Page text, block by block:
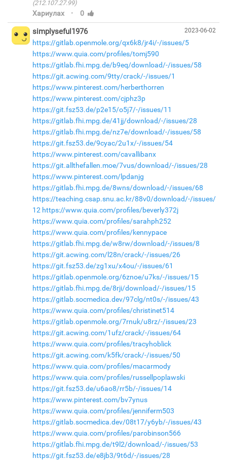
(212.107.27.99)
Хариулах · 0
2023-06-02
simplyseful1976
https://gitlab.openmole.org/qx6k8/jr4i/-/issues/5
https://www.quia.com/profiles/tomj590
https://gitlab.fhi.mpg.de/b9eq/download/-/issues/58
https://git.acwing.com/9tty/crack/-/issues/1
https://www.pinterest.com/herberthorren
https://www.pinterest.com/cjphz3p
https://git.fsz53.de/p2e15/o5j7/-/issues/11
https://gitlab.fhi.mpg.de/41jj/download/-/issues/28
https://gitlab.fhi.mpg.de/nz7e/download/-/issues/58
https://git.fsz53.de/9cyac/2u1x/-/issues/54
https://www.pinterest.com/cavallibanx
https://git.allthefallen.moe/7vus/download/-/issues/28
https://www.pinterest.com/lpdanjg
https://gitlab.fhi.mpg.de/8wns/download/-/issues/68
https://teaching.csap.snu.ac.kr/88v0/download/-/issues/
12 https://www.quia.com/profiles/beverly372j
https://www.quia.com/profiles/sarahph252
https://www.quia.com/profiles/kennypace
https://gitlab.fhi.mpg.de/w8rw/download/-/issues/8
https://git.acwing.com/l28n/crack/-/issues/26
https://git.fsz53.de/zg1xu/x4ou/-/issues/61
https://gitlab.openmole.org/6znoe/u7ks/-/issues/15
https://gitlab.fhi.mpg.de/8rji/download/-/issues/15
https://gitlab.socmedica.dev/97clg/nt0s/-/issues/43
https://www.quia.com/profiles/christinet514
https://gitlab.openmole.org/7rnuk/u8rz/-/issues/23
https://git.acwing.com/1ufz/crack/-/issues/64
https://www.quia.com/profiles/tracyhoblick
https://git.acwing.com/k5fk/crack/-/issues/50
https://www.quia.com/profiles/macarmody
https://www.quia.com/profiles/russellpoplawski
https://git.fsz53.de/u6ao8/rr5b/-/issues/14
https://www.pinterest.com/bv7ynus
https://www.quia.com/profiles/jenniferm503
https://gitlab.socmedica.dev/08t17/y6yb/-/issues/43
https://www.quia.com/profiles/parobinson566
https://gitlab.fhi.mpg.de/t9l2/download/-/issues/53
https://git.fsz53.de/e8jb3/9t6d/-/issues/28